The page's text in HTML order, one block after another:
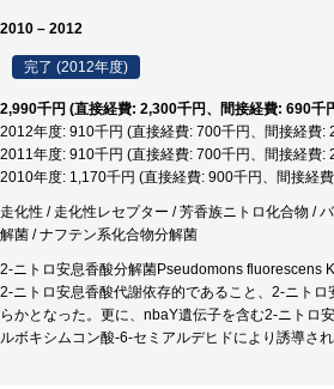
2010 – 2012
完了 (2012年度)
2,990千円 (直接経費: 2,300千円、間接経費: 690千
2012年度: 910千円 (直接経費: 700千円、間接経費:
2011年度: 910千円 (直接経費: 700千円、間接経費:
2010年度: 1,170千円 (直接経費: 900千円、間接経
走化性 / 走化性レセプター / 芳香族ニトロ化合物 /
解菌 / ナフテン系化合物分解菌
2-ニトロ安息香酸分解菌Pseudomons fluorescens
2-ニトロ安息香酸代謝依存的であること、2-ニト
らかとなった。更に、nbaY遺伝子を含む2-ニトロ
ルボキシムコン酸-6-セミアルデヒドにより誘導さ